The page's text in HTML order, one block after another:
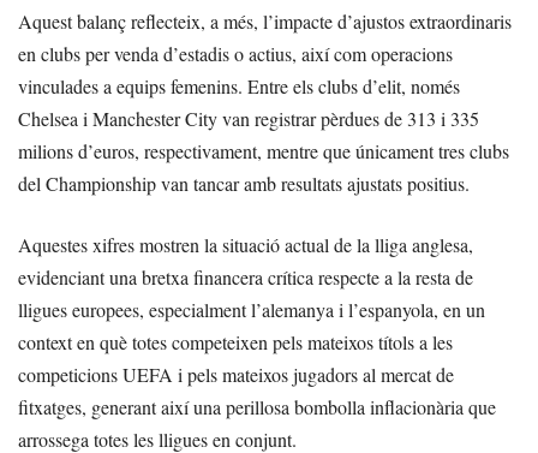
Aquest balanç reflecteix, a més, l’impacte d’ajustos extraordinaris
en clubs per venda d’estadis o actius, així com operacions
vinculades a equips femenins. Entre els clubs d’elit, només
Chelsea i Manchester City van registrar pèrdues de 313 i 335
milions d’euros, respectivament, mentre que únicament tres clubs
del Championship van tancar amb resultats ajustats positius.
Aquestes xifres mostren la situació actual de la lliga anglesa,
evidenciant una bretxa financera crítica respecte a la resta de
lligues europees, especialment l’alemanya i l’espanyola, en un
context en què totes competeixen pels mateixos títols a les
competicions UEFA i pels mateixos jugadors al mercat de
fitxatges, generant així una perillosa bombolla inflacionària que
arrossega totes les lligues en conjunt.